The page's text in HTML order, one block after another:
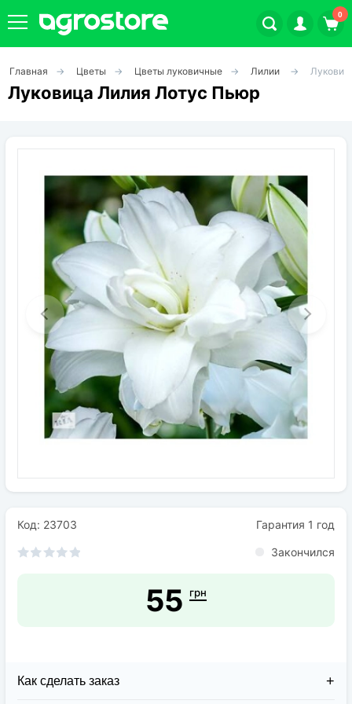
0
Плодовые кустарники
Цветы
Травы
Овощи (на посадку)
Штамбовые ягодные кусты
Семена
Удобрения
Главная Цветы Цветы луковичные Лилии
Луковица Лилия Лотус Пьюр
Код: 23703 Гарантия 1 год
Закончился
55 грн
Как сделать заказ